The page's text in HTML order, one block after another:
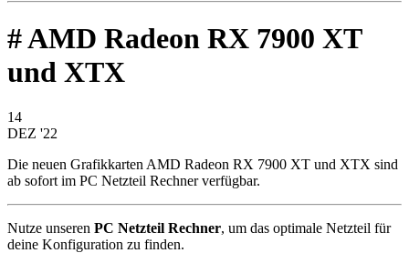
#AMD Radeon RX 7900 XT
und XTX
14
DEZ '22
Die neuen Grafikkarten AMD Radeon RX 7900 XT und XTX sind
ab sofort im PC Netzteil Rechner verfügbar.
Nutze unseren PC Netzteil Rechner, um das optimale Netzteil für
deine Konfiguration zu finden.